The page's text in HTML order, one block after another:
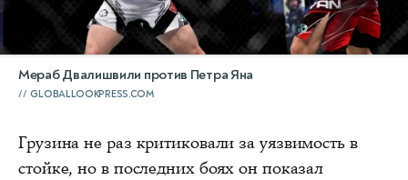
Мераб Двалишвили против Петра Яна
GLOBALLOOKPRESS.COM
Грузина не раз критиковали за уязвимость в
стойке, но в последних боях он показал